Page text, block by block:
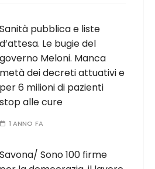
Sanità pubblica e liste
d’attesa. Le bugie del
governo Meloni. Manca
metà dei decreti attuativi e
per 6 milioni di pazienti
stop alle cure
1 ANNO FA
Savona/ Sono 100 firme